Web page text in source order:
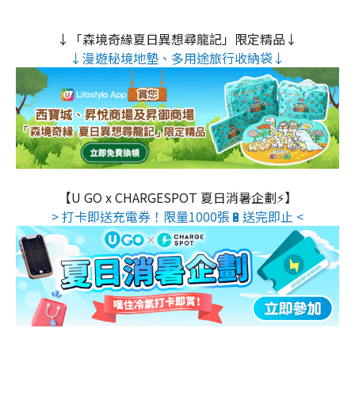
↓「森境奇緣夏日異想尋龍記」限定精品↓
↓漫遊秘境地墊、多用途旅行收納袋↓
【U GO x CHARGESPOT 夏日消暑企劃⚡】
> 打卡即送充電券！限量1000張🔋送完即止 <